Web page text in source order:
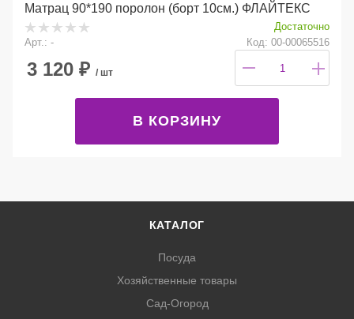
Матрац 90*190 поролон (борт 10см.) ФЛАЙТЕКС
Достаточно
Арт.: -
Код: 00-00065516
3 120 ₽ / шт
В КОРЗИНУ
КАТАЛОГ
Посуда
Хозяйственные товары
Сад-Огород